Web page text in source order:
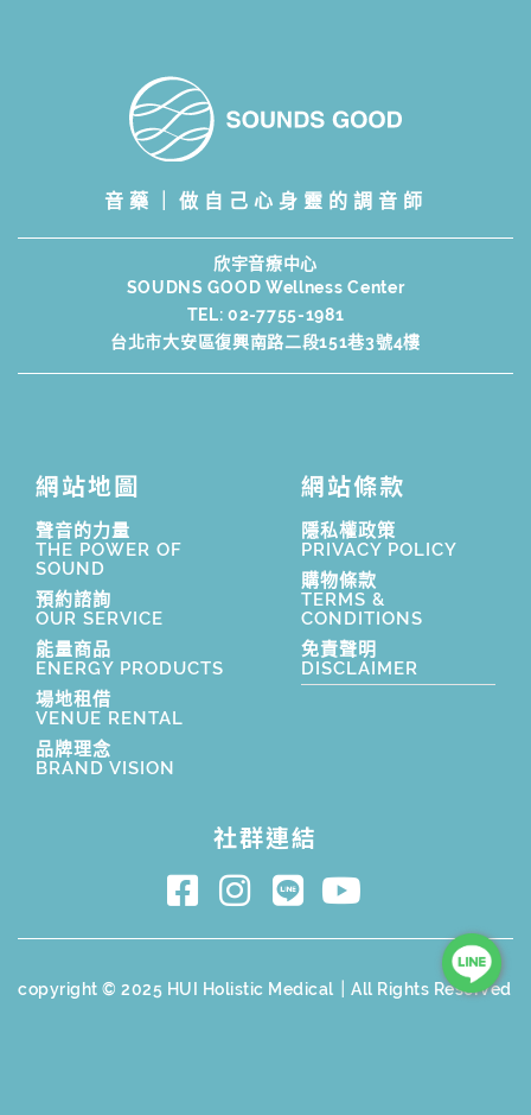
音藥｜做自己心身靈的調音師
欣宇音療中心
SOUDNS GOOD Wellness Center
TEL:02-7755-1981
台北市大安區復興南路二段151巷3號4樓
網站地圖
聲音的力量
THE POWER OF
SOUND
預約諮詢
OUR SERVICE
能量商品
ENERGY PRODUCTS
場地租借
VENUE RENTAL
品牌理念
BRAND VISION
網站條款
隱私權政策
PRIVACY POLICY
購物條款
TERMS &
CONDITIONS
免責聲明
DISCLAIMER
社群連結
copyright © 2025 HUI Holistic Medical｜All Rights Reserved